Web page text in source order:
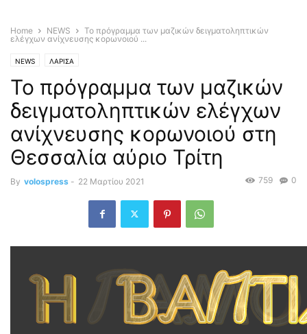
Home NEWS
Το πρόγραμμα των μαζικών δειγματοληπτικών
ελέγχων ανίχνευσης κορωνοιού ...
NEWS ΛΑΡΙΣΑ
Το πρόγραμμα των μαζικών
δειγματοληπτικών ελέγχων
ανίχνευσης κορωνοιού στη
Θεσσαλία αύριο Τρίτη
By volospress - 22 Μαρτίου 2021 0
759